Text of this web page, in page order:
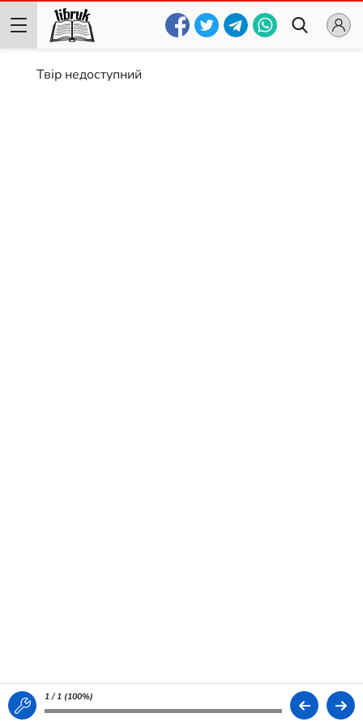
Твір недоступний
1 / 1 (100%)